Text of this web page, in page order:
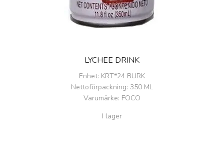
LYCHEE DRINK
Enhet: KRT*24 BURK
Nettoförpackning: 350 ML
Varumärke: FOCO
I lager